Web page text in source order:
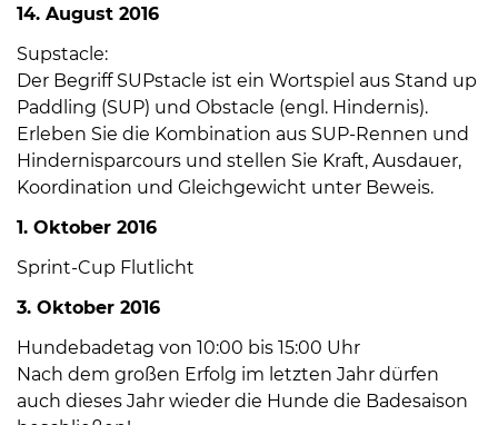
14. August 2016
Supstacle:
Der Begriff SUPstacle ist ein Wortspiel aus Stand up
Paddling (SUP) und Obstacle (engl. Hindernis).
Erleben Sie die Kombination aus SUP-Rennen und
Hindernisparcours und stellen Sie Kraft, Ausdauer,
Koordination und Gleichgewicht unter Beweis.
1. Oktober 2016
Sprint-Cup Flutlicht
3. Oktober 2016
Hundebadetag von 10:00 bis 15:00 Uhr
Nach dem großen Erfolg im letzten Jahr dürfen
auch dieses Jahr wieder die Hunde die Badesaison